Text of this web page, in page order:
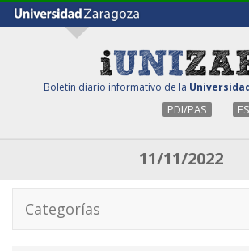
Boletín diario informativo de la
PDI/PAS
11/11/2022
Categorías